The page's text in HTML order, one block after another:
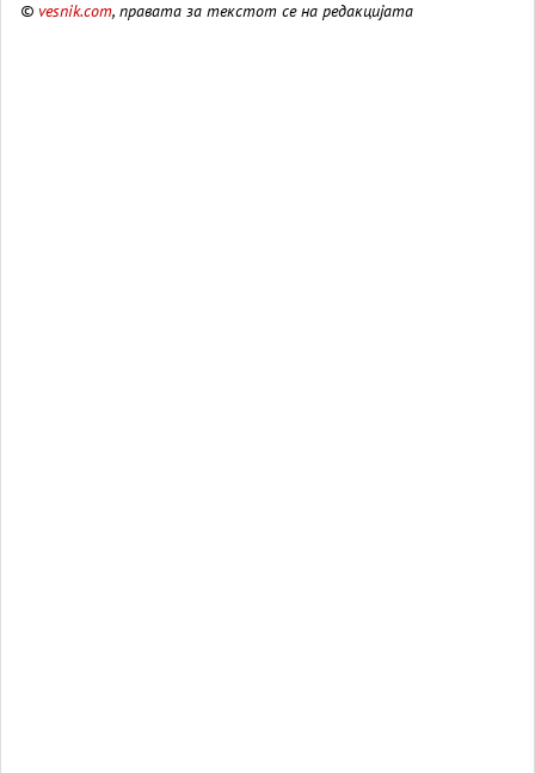
© vesnik.com, правата за текстот се на редакцијата